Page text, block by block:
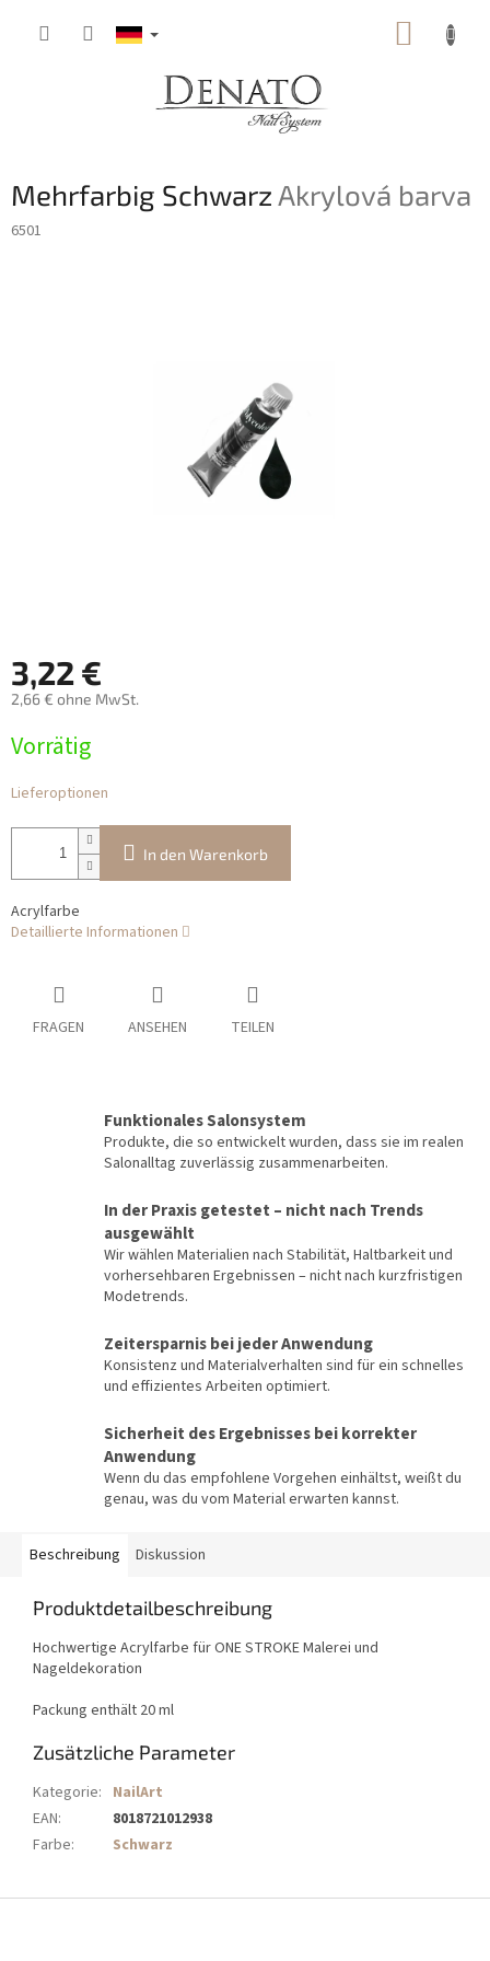
Mehrfarbig SchwarzAkrylová barva
6501
3,22 €
2,66 € ohne MwSt.
Vorrätig
Lieferoptionen
In den Warenkorb
Acrylfarbe
Detaillierte Informationen
FRAGEN ANSEHEN TEILEN
Funktionales Salonsystem
Produkte, die so entwickelt wurden, dass sie im realen
Salonalltag zuverlässig zusammenarbeiten.
In der Praxis getestet – nicht nach Trends
ausgewählt
Wir wählen Materialien nach Stabilität, Haltbarkeit und
vorhersehbaren Ergebnissen – nicht nach kurzfristigen
Modetrends.
Zeitersparnis bei jeder Anwendung
Konsistenz und Materialverhalten sind für ein schnelles
und effizientes Arbeiten optimiert.
Sicherheit des Ergebnisses bei korrekter
Anwendung
Wenn du das empfohlene Vorgehen einhältst, weißt du
genau, was du vom Material erwarten kannst.
Beschreibung Diskussion
Produktdetailbeschreibung
Hochwertige Acrylfarbe für ONE STROKE Malerei und
Nageldekoration
Packung enthält 20 ml
Zusätzliche Parameter
Kategorie: NailArt
EAN:
8018721012938
Farbe: Schwarz